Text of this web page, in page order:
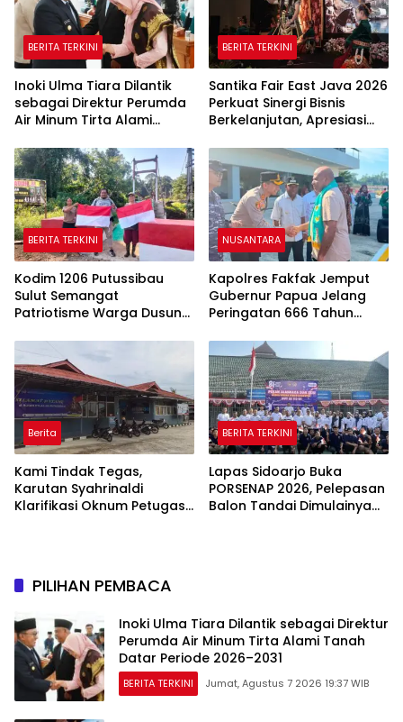
BERITA TERKINI
Inoki Ulma Tiara Dilantik
sebagai Direktur Perumda
Air Minum Tirta Alami
2026–2031
BERITA TERKINI
Santika Fair East Java 2026
Perkuat Sinergi Bisnis
Berkelanjutan, Apresiasi
Corporate Award
BERITA TERKINI
Kodim 1206 Putussibau
Sulut Semangat
Patriotisme Warga Dusun
Bendera Merah Putih
NUSANTARA
Kapolres Fakfak Jemput
Gubernur Papua Jelang
Peringatan 666 Tahun
Berita
Kami Tindak Tegas,
Karutan Syahrinaldi
Klarifikasi Oknum Petugas
BERITA TERKINI
Lapas Sidoarjo Buka
PORSENAP 2026, Pelepasan
Balon Tandai Dimulainya
PILIHAN PEMBACA
Inoki Ulma Tiara Dilantik sebagai Direktur
Perumda Air Minum Tirta Alami Tanah
Datar Periode 2026–2031
BERITA TERKINI Jumat, Agustus 7 2026 19:37 WIB